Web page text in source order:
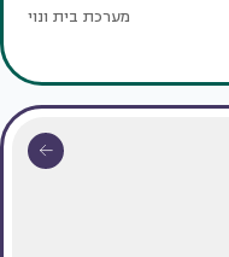
מערכת בית ונוי